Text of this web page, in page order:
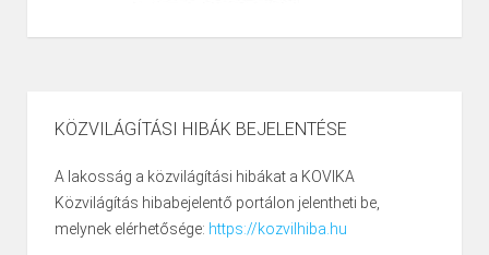
KÖZVILÁGÍTÁSI HIBÁK BEJELENTÉSE
A lakosság a közvilágítási hibákat a KOVIKA
Közvilágítás hibabejelentő portálon jelentheti be,
melynek elérhetősége: https://kozvilhiba.hu